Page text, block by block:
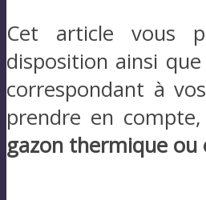
Cet article vous
disposition ainsi
correspondant à
prendre en
gazon thermique ou